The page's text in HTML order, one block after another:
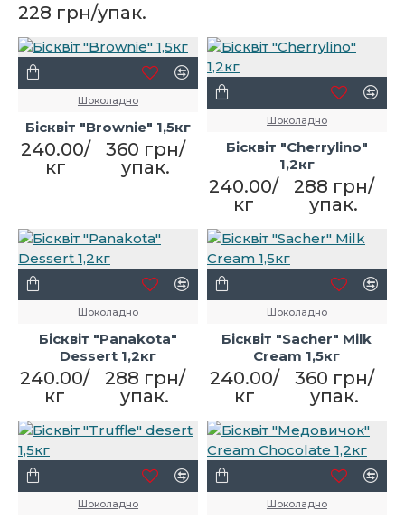
228 грн/упак.
Шоколадно
Бісквіт "Brownie" 1,5кг
240.00/
кг
360 грн/
упак.
Шоколадно
Бісквіт "Cherrylino"
1,2кг
240.00/
кг
288 грн/
упак.
Шоколадно
Бісквіт "Panakota"
Dessert 1,2кг
240.00/
кг
288 грн/
упак.
Шоколадно
Бісквіт "Saсher" Milk
Cream 1,5кг
240.00/
кг
360 грн/
упак.
Шоколадно Шоколадно